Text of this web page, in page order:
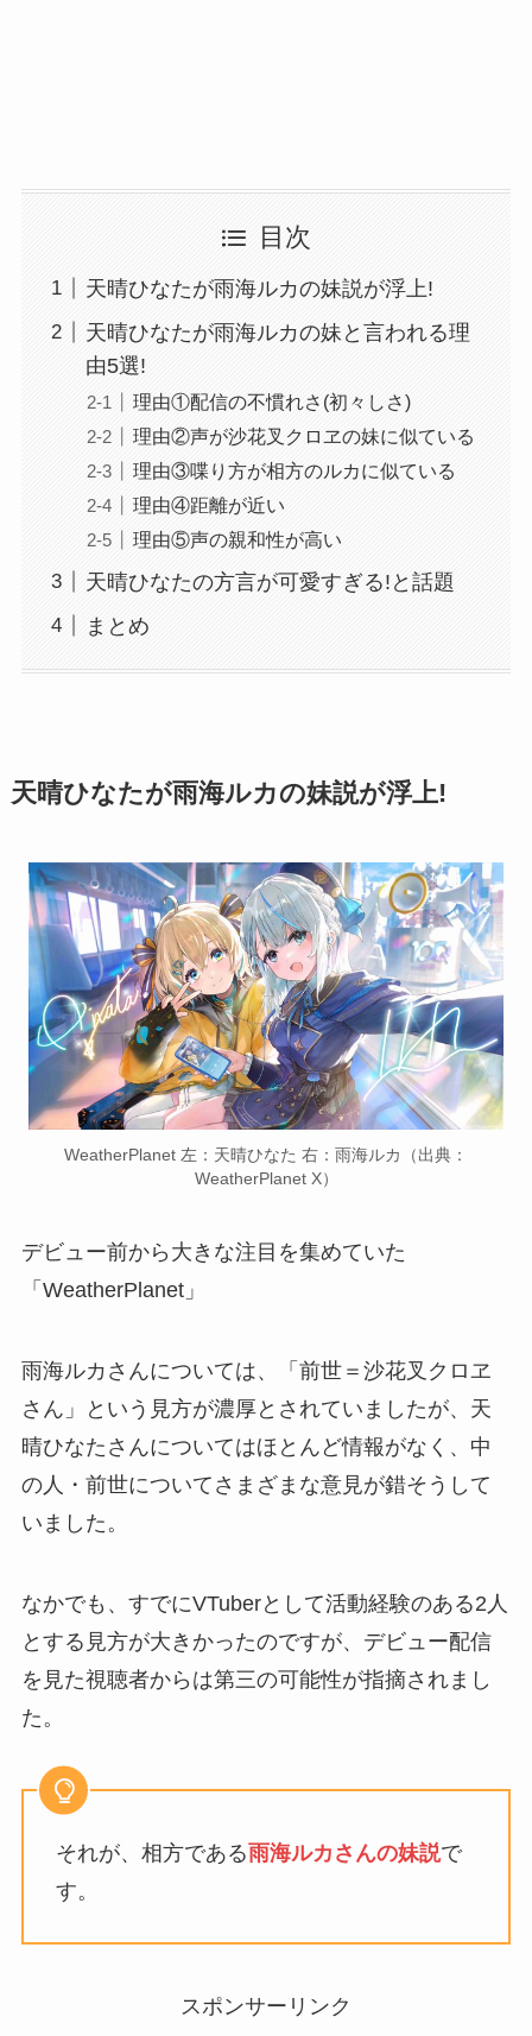
目次
天晴ひなたが雨海ルカの妹説が浮上!
天晴ひなたが雨海ルカの妹と言われる理
由5選!
理由①配信の不慣れさ(初々しさ)
理由②声が沙花叉クロヱの妹に似ている
理由③喋り方が相方のルカに似ている
理由④距離が近い
理由⑤声の親和性が高い
天晴ひなたの方言が可愛すぎる!と話題
まとめ
天晴ひなたが雨海ルカの妹説が浮上!
WeatherPlanet 左：天晴ひなた 右：雨海ルカ（出典：
WeatherPlanet X）
デビュー前から大きな注目を集めていた
「WeatherPlanet」
雨海ルカさんについては、「前世＝沙花叉クロヱ
さん」という見方が濃厚とされていましたが、天
晴ひなたさんについてはほとんど情報がなく、中
の人・前世についてさまざまな意見が錯そうして
いました。
なかでも、すでにVTuberとして活動経験のある2人
とする見方が大きかったのですが、デビュー配信
を見た視聴者からは第三の可能性が指摘されまし
た。
それが、相方である雨海ルカさんの妹説で
す。
スポンサーリンク